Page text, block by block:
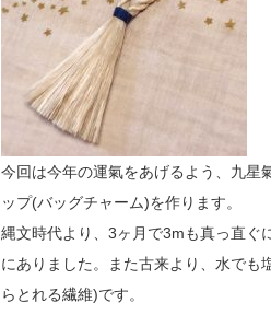
今回は今年の運氣をあげるよう、九星
ップ(バッグチャーム)を作ります。
縄文時代より、3ヶ月で3mも真っ直ぐ
にありました。また古来より、水でも
らとれる繊維)です。